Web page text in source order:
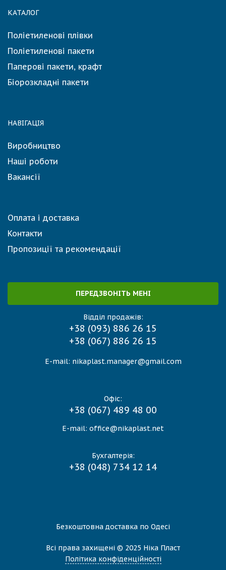
КАТАЛОГ
Поліетиленові плівки
Поліетиленові пакети
Паперові пакети, крафт
Біорозкладні пакети
НАВІГАЦІЯ
Виробництво
Наші роботи
Вакансії
Оплата і доставка
Контакти
Пропозиції та рекомендації
ПЕРЕДЗВОНІТЬ МЕНІ
Відділ продажів:
+38 (093) 886 26 15
+38 (067) 886 26 15
E-mail: nikaplast.manager@gmail.com
Офіс:
+38 (067) 489 48 00
E-mail: office@nikaplast.net
Бухгалтерія:
+38 (048) 734 12 14
Безкоштовна доставка по Одесі
Всі права захищені © 2025 Нiка Пласт
Політика конфіденційності